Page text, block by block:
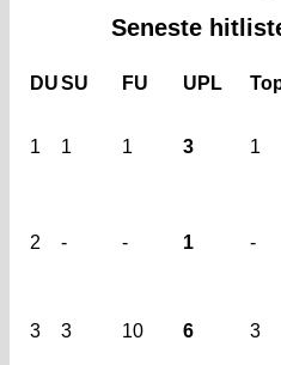
Seneste
DUSU FU UPL
1 1 1 3 1
2 - - 1 -
3 3 10 6 3